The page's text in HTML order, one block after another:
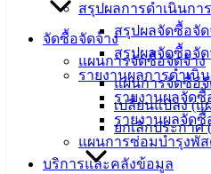
สรุปผลการดำเนินกา
สรุปผลจัดซื้อจัด
สรุปผลจัดซื้อจัด
รายงานผลการดำเนิ
รายงานผลจัดซื้
รายงานผลจัดซื้
แผนการซ่อมบำรุงพั
บริการและคลังข้อมูล
จัดซื้อจัดจ้าง
แผนการจัดซื้อจัดจ้าง
แผนการจัดซื้อจั
เปลี่ยนแปลง (แ
ยกเลิกประกาศ
ประชาชน
ดาวน์โหลด
คู่มือ